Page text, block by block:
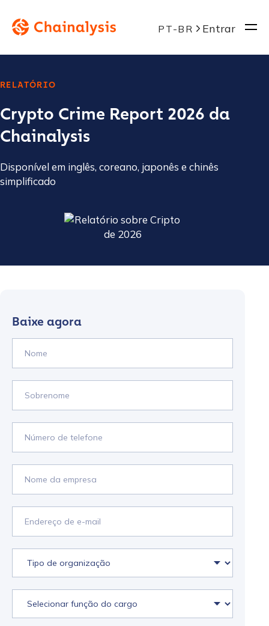
PT-BR Entrar
RELATÓRIO
Crypto Crime Report 2026 da
Chainalysis
Disponível em inglês, coreano, japonês e chinês
simplificado
Baixe agora